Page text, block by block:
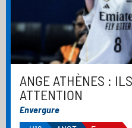
ANGE ATHÈNES :
ATTENTION
Envergure